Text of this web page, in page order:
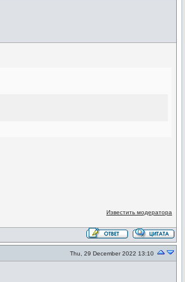
Известить модератора
Thu, 29 December 2022 13:10